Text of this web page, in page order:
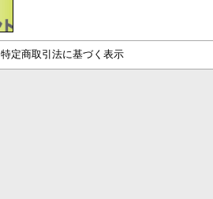
特定商取引法に基づく表示